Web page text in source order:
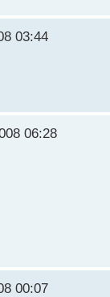
03:44
06:28
00:07